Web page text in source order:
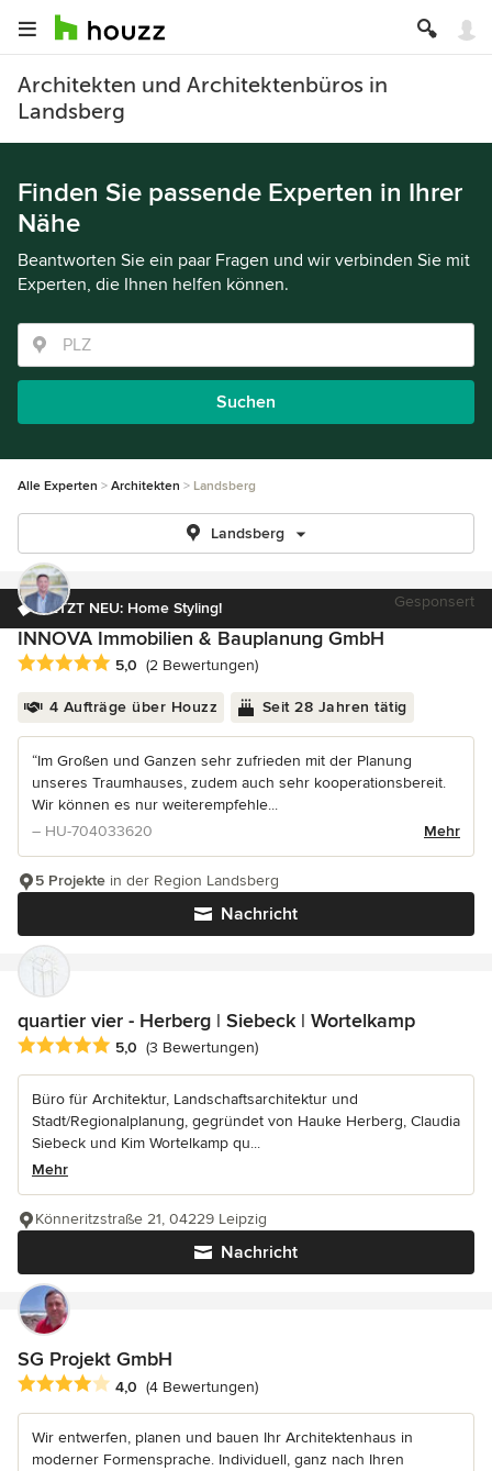
Architekten und Architektenbüros in
Landsberg
Finden Sie passende Experten in Ihrer
Nähe
Beantworten Sie ein paar Fragen und wir verbinden Sie mit
Experten, die Ihnen helfen können.
Suchen
Alle Experten Architekten Landsberg
Landsberg
JETZT NEU: Home Styling! Gesponsert
INNOVA Immobilien & Bauplanung GmbH
Durchschnittliche Bewertung: 5 von 5 Sternen
5,0 (2 Bewertungen)
4 Aufträge über Houzz Seit 28 Jahren tätig
“Im Großen und Ganzen sehr zufrieden mit der Planung
unseres Traumhauses, zudem auch sehr kooperationsbereit.
Wir können es nur weiterempfehle...
– HU-704033620
Mehr
Nachricht
5 Projekte in der Region Landsberg
quartier vier - Herberg | Siebeck | Wortelkamp
Durchschnittliche Bewertung: 5 von 5 Sternen
5,0 (3 Bewertungen)
Büro für Architektur, Landschaftsarchitektur und
Stadt/Regionalplanung, gegründet von Hauke Herberg, Claudia
Siebeck und Kim Wortelkamp qu...
Mehr
Nachricht
Könneritzstraße 21, 04229 Leipzig
SG Projekt GmbH
Durchschnittliche Bewertung: 4 von 5 Sternen
4,0 (4 Bewertungen)
Wir entwerfen, planen und bauen Ihr Architektenhaus in
moderner Formensprache. Individuell, ganz nach Ihren